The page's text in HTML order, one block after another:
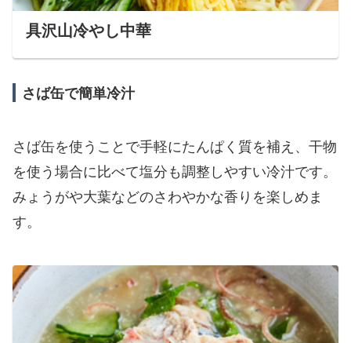
具沢山冷やし中華
さば缶で簡単冷汁
さば缶を使うことで手軽にたんぱく質を補え、干物
を使う場合に比べて塩分も調整しやすい冷汁です。
みょうがや大葉などのさわやかな香りを楽しめま
す。